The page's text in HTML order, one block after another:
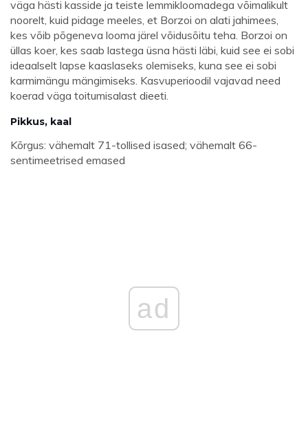
väga hästi kasside ja teiste lemmikloomadega võimalikult
noorelt, kuid pidage meeles, et Borzoi on alati jahimees,
kes võib põgeneva looma järel võidusõitu teha. Borzoi on
üllas koer, kes saab lastega üsna hästi läbi, kuid see ei sobi
ideaalselt lapse kaaslaseks olemiseks, kuna see ei sobi
karmimängu mängimiseks. Kasvuperioodil vajavad need
koerad väga toitumisalast dieeti.
Pikkus, kaal
Kõrgus: vähemalt 71-tollised isased; vähemalt 66-
sentimeetrised emased
ad